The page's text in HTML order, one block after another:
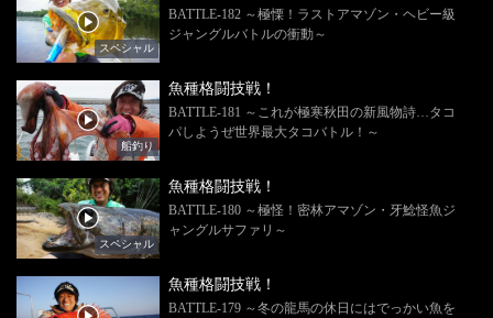
スペシャル
BATTLE-182 ～極慄！ラストアマゾン・ヘビー級
ジャングルバトルの衝動～
船釣り
魚種格闘技戦！
BATTLE-181 ～これが極寒秋田の新風物詩…タコ
パしようぜ世界最大タコバトル！～
スペシャル
魚種格闘技戦！
BATTLE-180 ～極怪！密林アマゾン・牙鯰怪魚ジ
ャングルサファリ～
魚種格闘技戦！
BATTLE-179 ～冬の龍馬の休日にはでっかい魚を